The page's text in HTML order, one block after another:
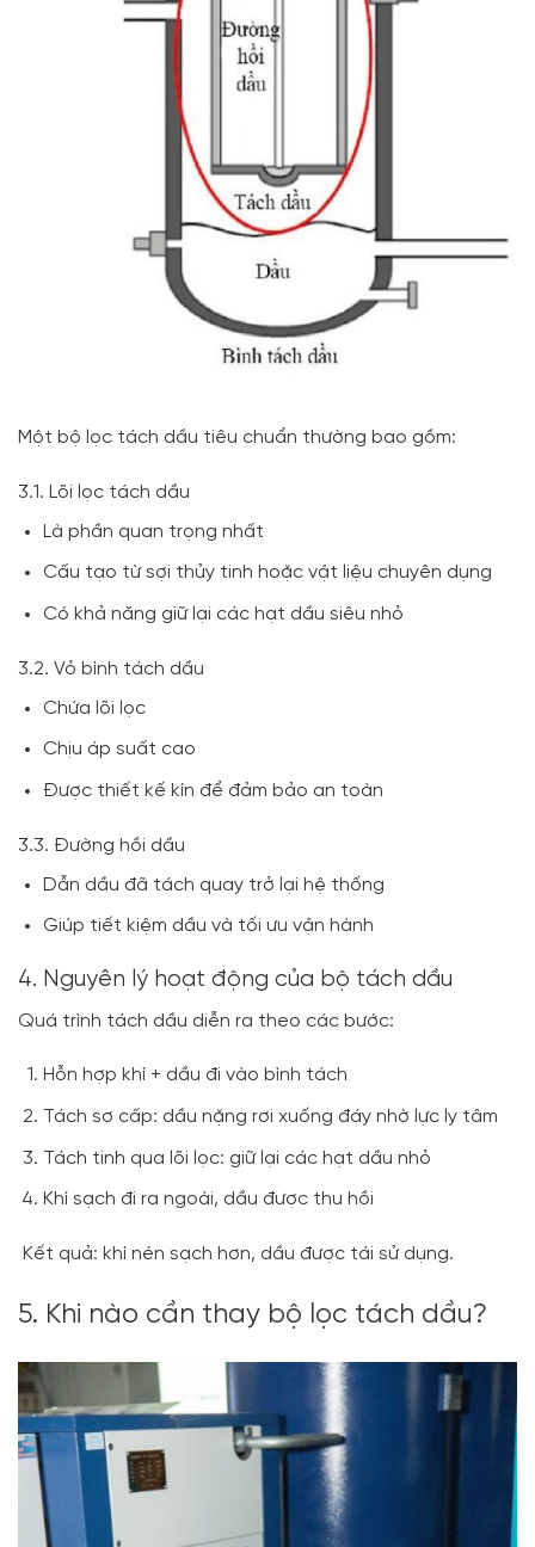
Một bộ lọc tách dầu tiêu chuẩn thường bao gồm:
3.1. Lõi lọc tách dầu
Là phần quan trọng nhất
Cấu tạo từ sợi thủy tinh hoặc vật liệu chuyên dụng
Có khả năng giữ lại các hạt dầu siêu nhỏ
3.2. Vỏ bình tách dầu
Chứa lõi lọc
Chịu áp suất cao
Được thiết kế kín để đảm bảo an toàn
3.3. Đường hồi dầu
Dẫn dầu đã tách quay trở lại hệ thống
Giúp tiết kiệm dầu và tối ưu vận hành
4. Nguyên lý hoạt động của bộ tách dầu
Quá trình tách dầu diễn ra theo các bước:
Hỗn hợp khí + dầu đi vào bình tách
Tách sơ cấp: dầu nặng rơi xuống đáy nhờ lực ly tâm
Tách tinh qua lõi lọc: giữ lại các hạt dầu nhỏ
Khí sạch đi ra ngoài, dầu được thu hồi
Kết quả: khí nén sạch hơn, dầu được tái sử dụng.
5. Khi nào cần thay bộ lọc tách dầu?